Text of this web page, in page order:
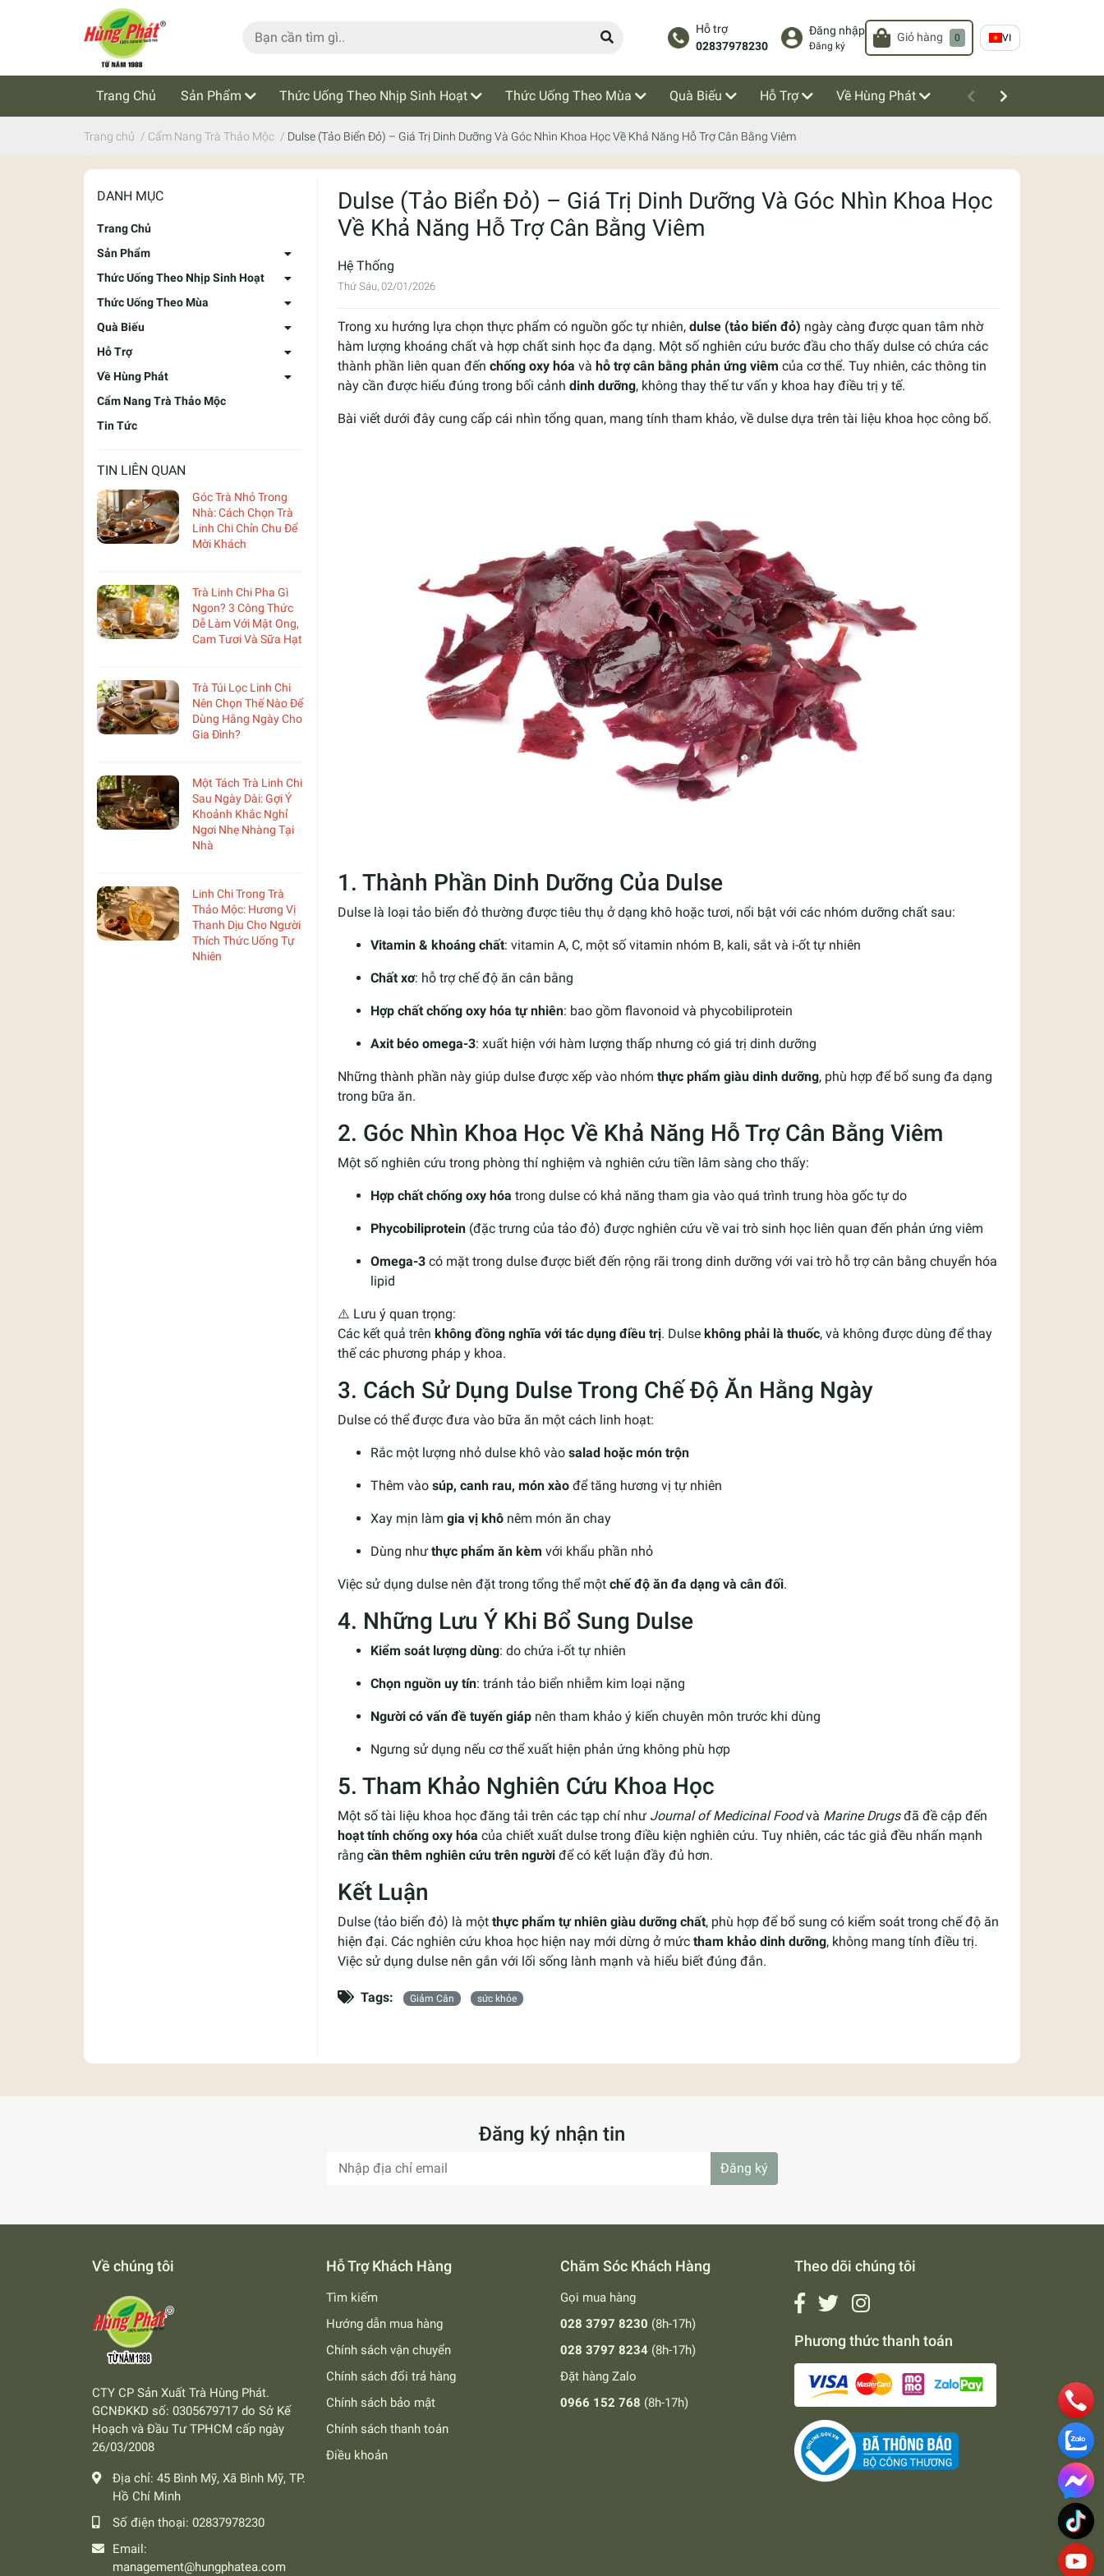
Hỗ trợ
02837978230
Đăng nhập
Đăng ký
Giỏ hàng 0 VI
Trang Chủ Sản Phẩm Thức Uống Theo Nhịp Sinh Hoạt Thức Uống Theo Mùa Quà Biếu Hỗ Trợ Về Hùng Phát
Cẩm Nang Trà Thảo Mộc Tin Tức
Trang chủ / Cẩm Nang Trà Thảo Mộc / Dulse (Tảo Biển Đỏ) – Giá Trị Dinh Dưỡng Và Góc Nhìn Khoa Học Về Khả Năng Hỗ Trợ Cân Bằng Viêm
DANH MỤC
Trang Chủ
Sản Phẩm
Thức Uống Theo Nhịp Sinh Hoạt
Thức Uống Theo Mùa
Quà Biếu
Hỗ Trợ
Về Hùng Phát
Cẩm Nang Trà Thảo Mộc
Tin Tức
TIN LIÊN QUAN
Góc Trà Nhỏ Trong
Nhà: Cách Chọn Trà
Linh Chi Chỉn Chu Để
Mời Khách
Trà Linh Chi Pha Gì
Ngon? 3 Công Thức
Dễ Làm Với Mật Ong,
Cam Tươi Và Sữa Hạt
Trà Túi Lọc Linh Chi
Nên Chọn Thế Nào Để
Dùng Hằng Ngày Cho
Gia Đình?
Một Tách Trà Linh Chi
Sau Ngày Dài: Gợi Ý
Khoảnh Khắc Nghỉ
Ngơi Nhẹ Nhàng Tại
Nhà
Linh Chi Trong Trà
Thảo Mộc: Hương Vị
Thanh Dịu Cho Người
Thích Thức Uống Tự
Nhiên
Dulse (Tảo Biển Đỏ) – Giá Trị Dinh Dưỡng Và Góc Nhìn Khoa Học
Về Khả Năng Hỗ Trợ Cân Bằng Viêm
Hệ Thống
Thứ Sáu, 02/01/2026
Trong xu hướng lựa chọn thực phẩm có nguồn gốc tự nhiên, dulse (tảo biển đỏ) ngày càng được quan tâm nhờ
hàm lượng khoáng chất và hợp chất sinh học đa dạng. Một số nghiên cứu bước đầu cho thấy dulse có chứa các
thành phần liên quan đến chống oxy hóa và hỗ trợ cân bằng phản ứng viêm của cơ thể. Tuy nhiên, các thông tin
này cần được hiểu đúng trong bối cảnh dinh dưỡng, không thay thế tư vấn y khoa hay điều trị y tế.
Bài viết dưới đây cung cấp cái nhìn tổng quan, mang tính tham khảo, về dulse dựa trên tài liệu khoa học công bố.
1. Thành Phần Dinh Dưỡng Của Dulse
Dulse là loại tảo biển đỏ thường được tiêu thụ ở dạng khô hoặc tươi, nổi bật với các nhóm dưỡng chất sau:
Vitamin & khoáng chất: vitamin A, C, một số vitamin nhóm B, kali, sắt và i-ốt tự nhiên
Chất xơ: hỗ trợ chế độ ăn cân bằng
Hợp chất chống oxy hóa tự nhiên: bao gồm flavonoid và phycobiliprotein
Axit béo omega-3: xuất hiện với hàm lượng thấp nhưng có giá trị dinh dưỡng
Những thành phần này giúp dulse được xếp vào nhóm thực phẩm giàu dinh dưỡng, phù hợp để bổ sung đa dạng
trong bữa ăn.
2. Góc Nhìn Khoa Học Về Khả Năng Hỗ Trợ Cân Bằng Viêm
Một số nghiên cứu trong phòng thí nghiệm và nghiên cứu tiền lâm sàng cho thấy:
Hợp chất chống oxy hóa trong dulse có khả năng tham gia vào quá trình trung hòa gốc tự do
Phycobiliprotein (đặc trưng của tảo đỏ) được nghiên cứu về vai trò sinh học liên quan đến phản ứng viêm
Omega-3 có mặt trong dulse được biết đến rộng rãi trong dinh dưỡng với vai trò hỗ trợ cân bằng chuyển hóa
lipid
⚠️ Lưu ý quan trọng:
Các kết quả trên không đồng nghĩa với tác dụng điều trị. Dulse không phải là thuốc, và không được dùng để thay
thế các phương pháp y khoa.
3. Cách Sử Dụng Dulse Trong Chế Độ Ăn Hằng Ngày
Dulse có thể được đưa vào bữa ăn một cách linh hoạt:
Rắc một lượng nhỏ dulse khô vào salad hoặc món trộn
Thêm vào súp, canh rau, món xào để tăng hương vị tự nhiên
Xay mịn làm gia vị khô nêm món ăn chay
Dùng như thực phẩm ăn kèm với khẩu phần nhỏ
Việc sử dụng dulse nên đặt trong tổng thể một chế độ ăn đa dạng và cân đối.
4. Những Lưu Ý Khi Bổ Sung Dulse
Kiểm soát lượng dùng: do chứa i-ốt tự nhiên
Chọn nguồn uy tín: tránh tảo biển nhiễm kim loại nặng
Người có vấn đề tuyến giáp nên tham khảo ý kiến chuyên môn trước khi dùng
Ngưng sử dụng nếu cơ thể xuất hiện phản ứng không phù hợp
5. Tham Khảo Nghiên Cứu Khoa Học
Một số tài liệu khoa học đăng tải trên các tạp chí như Journal of Medicinal Foodvà Marine Drugsđã đề cập đến
hoạt tính chống oxy hóa của chiết xuất dulse trong điều kiện nghiên cứu. Tuy nhiên, các tác giả đều nhấn mạnh
rằng cần thêm nghiên cứu trên người để có kết luận đầy đủ hơn.
Kết Luận
Dulse (tảo biển đỏ) là một thực phẩm tự nhiên giàu dưỡng chất, phù hợp để bổ sung có kiểm soát trong chế độ ăn
hiện đại. Các nghiên cứu khoa học hiện nay mới dừng ở mức tham khảo dinh dưỡng, không mang tính điều trị.
Việc sử dụng dulse nên gắn với lối sống lành mạnh và hiểu biết đúng đắn.
Tags: Giảm Cân sức khỏe
Đăng ký nhận tin
Đăng ký
Về chúng tôi
CTY CP Sản Xuất Trà Hùng Phát.
GCNĐKKD số: 0305679717 do Sở Kế
Hoạch và Đầu Tư TPHCM cấp ngày
26/03/2008
Địa chỉ: 45 Bình Mỹ, Xã Bình Mỹ, TP.
Hồ Chí Minh
Số điện thoại: 02837978230
Email:
management@hungphatea.com
Hỗ Trợ Khách Hàng
Tìm kiếm
Hướng dẫn mua hàng
Chính sách vận chuyển
Chính sách đổi trả hàng
Chính sách bảo mật
Chính sách thanh toán
Điều khoản
Chăm Sóc Khách Hàng
Gọi mua hàng
028 3797 8230 (8h-17h)
028 3797 8234 (8h-17h)
Đặt hàng Zalo
0966 152 768 (8h-17h)
Theo dõi chúng tôi
Phương thức thanh toán